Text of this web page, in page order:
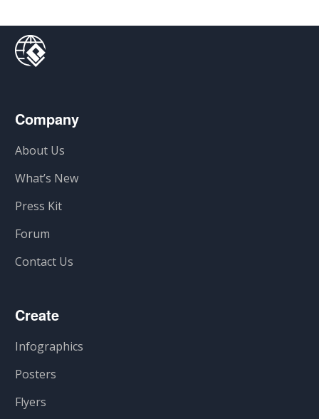
Company
About Us
What’s New
Press Kit
Forum
Contact Us
Create
Infographics
Posters
Flyers